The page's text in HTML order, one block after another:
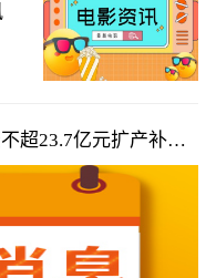
超23.7亿元扩产补流